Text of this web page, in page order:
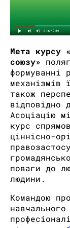
Мета курсу
союзу»
формуванні
механізмів
також
відповідно
Асоціацію
курс
ціннісно-
поваги до
людини.
Командою